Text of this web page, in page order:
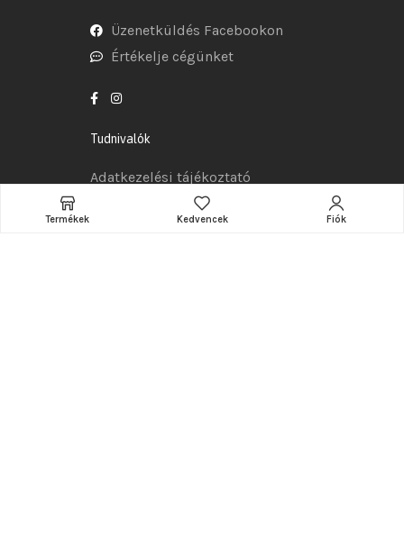
Üzenetküldés Facebookon
Értékelje cégünket
Tudnivalók
Adatkezelési tájékoztató
Általános szerződési feltételek
Termékek Kedvencek Fiók